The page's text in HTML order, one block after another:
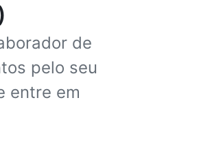
de
pelo seu
entre em